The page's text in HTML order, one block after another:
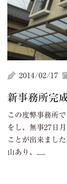
2014/02/17
新事務所完
この度弊事務所
をし、無事27日
ことが出来まし
山あり、......